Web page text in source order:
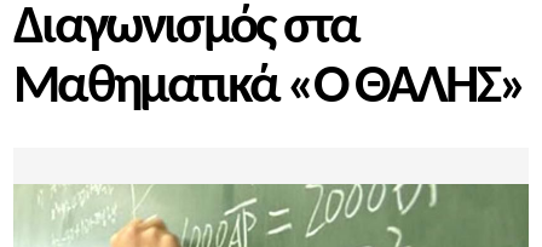
Διαγωνισμός στα
Μαθηματικά «Ο ΘΑΛΗΣ»